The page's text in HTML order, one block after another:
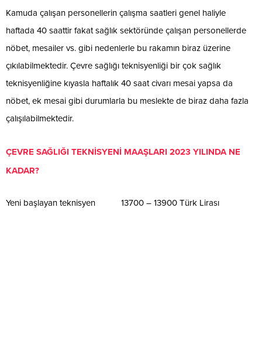
Kamuda çalışan personellerin çalışma saatleri genel haliyle
haftada 40 saattir fakat sağlık sektöründe çalışan personellerde
nöbet, mesailer vs. gibi nedenlerle bu rakamın biraz üzerine
çıkılabilmektedir. Çevre sağlığı teknisyenliği bir çok sağlık
teknisyenliğine kıyasla haftalık 40 saat civarı mesai yapsa da
nöbet, ek mesai gibi durumlarla bu meslekte de biraz daha fazla
çalışılabilmektedir.
ÇEVRE SAĞLIĞI TEKNİSYENİ MAAŞLARI 2023 YILINDA NE
KADAR?
Yeni başlayan teknisyen 13700 – 13900 Türk Lirası